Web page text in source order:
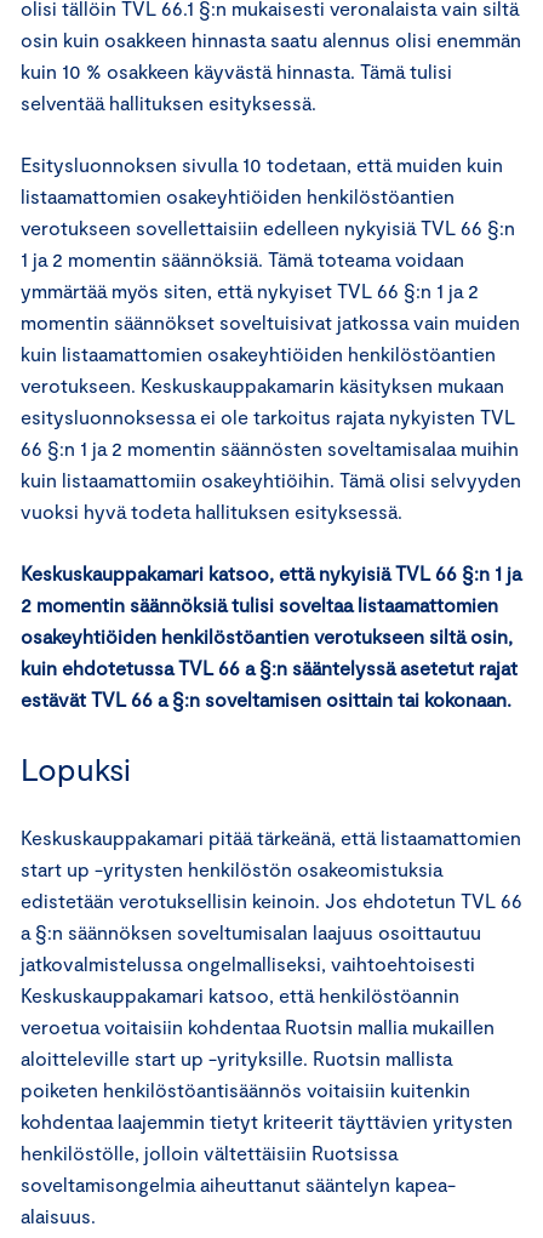
olisi tällöin TVL 66.1 §:n mukaisesti veronalaista vain siltä
osin kuin osakkeen hinnasta saatu alennus olisi enemmän
kuin 10 % osakkeen käyvästä hinnasta. Tämä tulisi
selventää hallituksen esityksessä.
Esitysluonnoksen sivulla 10 todetaan, että muiden kuin
listaamattomien osakeyhtiöiden henkilöstöantien
verotukseen sovellettaisiin edelleen nykyisiä TVL 66 §:n
1 ja 2 momentin säännöksiä. Tämä toteama voidaan
ymmärtää myös siten, että nykyiset TVL 66 §:n 1 ja 2
momentin säännökset soveltuisivat jatkossa vain muiden
kuin listaamattomien osakeyhtiöiden henkilöstöantien
verotukseen. Keskuskauppakamarin käsityksen mukaan
esitysluonnoksessa ei ole tarkoitus rajata nykyisten TVL
66 §:n 1 ja 2 momentin säännösten soveltamisalaa muihin
kuin listaamattomiin osakeyhtiöihin. Tämä olisi selvyyden
vuoksi hyvä todeta hallituksen esityksessä.
Keskuskauppakamari katsoo, että nykyisiä TVL 66 §:n 1 ja
2 momentin säännöksiä tulisi soveltaa listaamattomien
osakeyhtiöiden henkilöstöantien verotukseen siltä osin,
kuin ehdotetussa TVL 66 a §:n sääntelyssä asetetut rajat
estävät TVL 66 a §:n soveltamisen osittain tai kokonaan.
Lopuksi
Keskuskauppakamari pitää tärkeänä, että listaamattomien
start up -yritysten henkilöstön osakeomistuksia
edistetään verotuksellisin keinoin. Jos ehdotetun TVL 66
a §:n säännöksen soveltumisalan laajuus osoittautuu
jatkovalmistelussa ongelmalliseksi, vaihtoehtoisesti
Keskuskauppakamari katsoo, että henkilöstöannin
veroetua voitaisiin kohdentaa Ruotsin mallia mukaillen
aloitteleville start up -yrityksille. Ruotsin mallista
poiketen henkilöstöantisäännös voitaisiin kuitenkin
kohdentaa laajemmin tietyt kriteerit täyttävien yritysten
henkilöstölle, jolloin vältettäisiin Ruotsissa
soveltamisongelmia aiheuttanut sääntelyn kapea-
alaisuus.